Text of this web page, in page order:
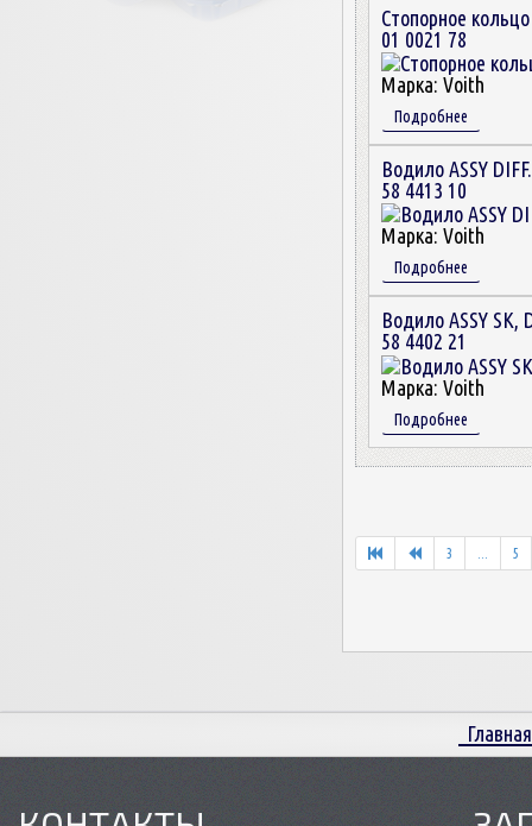
Стопорное кольцо
01 0021 78
Марка: Voith
Подробнее
Водило ASSY
58 4413 10
Марка: Voith
Подробнее
Водило ASSY SK,
58 4402 21
Марка: Voith
Подробнее
3 5
Главная